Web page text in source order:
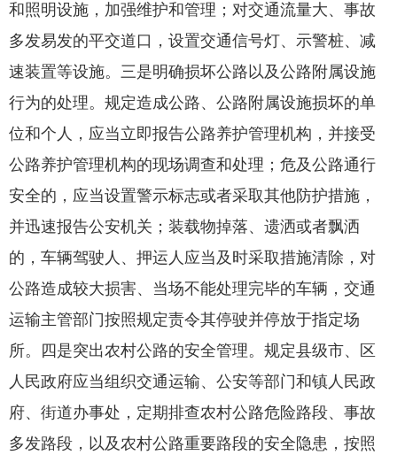
和照明设施，加强维护和管理；对交通流量大、事故
多发易发的平交道口，设置交通信号灯、示警桩、减
速装置等设施。三是明确损坏公路以及公路附属设施
行为的处理。规定造成公路、公路附属设施损坏的单
位和个人，应当立即报告公路养护管理机构，并接受
公路养护管理机构的现场调查和处理；危及公路通行
安全的，应当设置警示标志或者采取其他防护措施，
并迅速报告公安机关；装载物掉落、遗洒或者飘洒
的，车辆驾驶人、押运人应当及时采取措施清除，对
公路造成较大损害、当场不能处理完毕的车辆，交通
运输主管部门按照规定责令其停驶并停放于指定场
所。四是突出农村公路的安全管理。规定县级市、区
人民政府应当组织交通运输、公安等部门和镇人民政
府、街道办事处，定期排查农村公路危险路段、事故
多发路段，以及农村公路重要路段的安全隐患，按照